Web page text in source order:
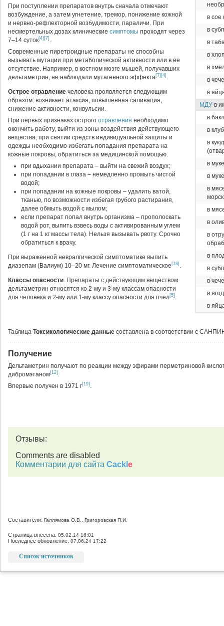
в сое
в
в
в
в
в
в
МДУ в
в
в
в
в
в
в
в
в
в
в
в
в
в
в
При поступлении препаратов внутрь сначала отмечают
возбуждение, а затем угнетение, тремор, понижение кожной
и нервно-рефлекторной возбудимости, параличи. При
несмертельных дозах клинические симптомы проходят через
7–14 суток[4] [7] .
Современные пиретроидные препараты не способны
вызывать мутации при метаболической активности или в ее
отсутствие. Например, в костном мозге мышей, получавших
дельтаметрин, не наблюдали мутагенного эффекта[7] [4] .
Острое отравление человека проявляется следующим
образом: возникает атаксия, повышенная саливация,
снижение активности, конвульсии.
При первых признаках острого отравления необходимо
окончить работу, выйти из зоны воздействия действующего
вещества, при снятии средств индивидуальной защиты и
одежды необходимо избегать попадания препарата на
кожные покровы, обратиться за медицинской помощью.
при вдыхании препарата – выйти на свежий воздух;
при попадании в глаза – немедленно промыть чистой
водой;
при попадании на кожные покровы – удалить ватой,
тканью, по возможности избегая грубого растирания,
далее обмыть водой с мылом;
если препарат попал внутрь организма – прополоскать
водой рот, выпить взвесь воды с активированным углем
(1 г на 1 кг массы тела). Нельзя вызывать рвоту. Срочно
обратиться к врачу.
При выраженной невралгической симптоматике выпить
диазепам (Валиум) 10–20 мг. Лечение симптоматическое [18] .
Классы опасности. Препараты с действующим веществом
дельтаметрин относятся ко 2-му и 3-му классам опасности
для человека и 2-му или 1-му классу опасности для пчел[5] .
Таблица Токсикологические данные составлена в соответствии с
Получение
Дельтаметрин получают по реакции между эфирами перметриновой
дибромэтаном[12] .
Впервые получен в 1971 г[19] .
Отзывы:
Comments are disabled
Комментарии для сайта Cackl e
Составители: Галлямова О.В., Григоровская П.И.
Страница внесена: 05.02.14 16:01
Последнее обновление: 07.06.24 17:22
Список источников